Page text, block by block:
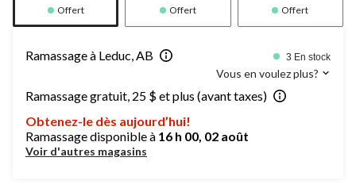
Offert Offert Offert
Ramassage à Leduc, AB 3 En stock
Vous en voulez plus?
Ramassage gratuit, 25 $ et plus (avant taxes)
Obtenez-le dès aujourd’hui!
Ramassage disponible à 16 h 00, 02 août
Voir d'autres magasins